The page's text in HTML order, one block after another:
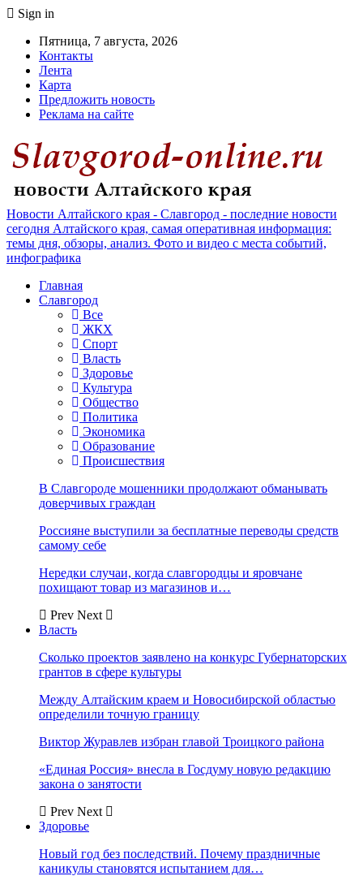
Sign in
Пятница, 7 августа, 2026
Контакты
Лента
Карта
Предложить новость
Реклама на сайте
Новости Алтайского края - Славгород - последние новости
сегодня Алтайского края, самая оперативная информация:
темы дня, обзоры, анализ. Фото и видео с места событий,
инфографика
Главная
Славгород
Все
ЖКХ
Спорт
Власть
Здоровье
Культура
Общество
Политика
Экономика
Образование
Происшествия
В Славгороде мошенники продолжают обманывать
доверчивых граждан
Россияне выступили за бесплатные переводы средств
самому себе
Нередки случаи, когда славгородцы и яровчане
похищают товар из магазинов и…
Prev Next
Власть
Сколько проектов заявлено на конкурс Губернаторских
грантов в сфере культуры
Между Алтайским краем и Новосибирской областью
определили точную границу
Виктор Журавлев избран главой Троицкого района
«Единая Россия» внесла в Госдуму новую редакцию
закона о занятости
Prev Next
Здоровье
Новый год без последствий. Почему праздничные
каникулы становятся испытанием для…